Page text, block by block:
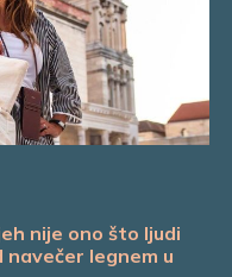
nije ono što ljudi
legnem u